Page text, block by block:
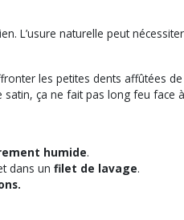
L’usure naturelle peut
les petites dents affûtées
ça ne fait pas long feu face
humide.
dans un filet de lavage.